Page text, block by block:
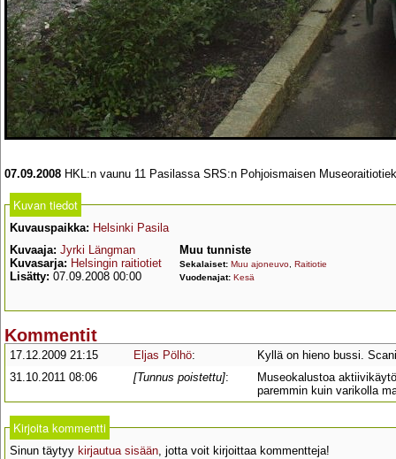
07.09.2008 HKL:n vaunu 11 Pasilassa SRS:n Pohjoismaisen
Kuvan tiedot
Kuvauspaikka: Helsinki Pasila
Kuvaaja: Jyrki Längman
Kuvasarja: Helsingin raitiotiet
Lisätty: 07.09.2008 00:00
Muu tunniste
Sekalaiset: Muu ajoneuvo Raitiotie
Vuodenajat: Kesä
Kommentit
17.12.2009 21:15 Eljas Pölhö:
Kyllä on hieno bussi.
31.10.2011 08:06
[Tunnus poistettu]:
Museokalustoa
paremmin kuin varikolla
Kirjoita kommentti
Sinun täytyy kirjautua sisään, jotta voit kirjoittaa kommentteja!